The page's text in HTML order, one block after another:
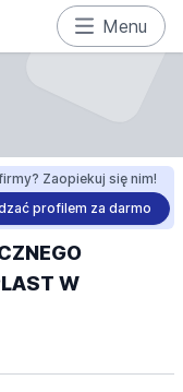
Menu
Zaopiekuj się nim!
profilem za darmo
W